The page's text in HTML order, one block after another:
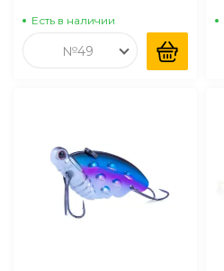
Есть в наличии
№49